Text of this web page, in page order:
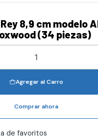
8,9 cm modelo
(34 piezas)
Agregar al Carro
Comprar ahora
de favoritos